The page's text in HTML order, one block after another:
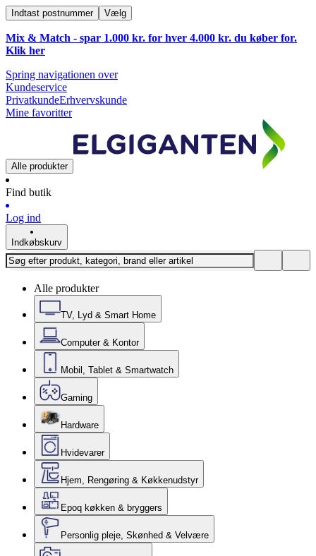
Indtast postnummer Vælg
Mix & Match - spar 1.000 kr. for hver 4.000 kr. du køber for.
Klik her
Spring navigationen over
Kundeservice
PrivatkundeErhvervskunde
Mine favoritter
Alle produkter
Find butik
Log ind
Indkøbskurv
Alle produkter
TV, Lyd & Smart Home
Computer & Kontor
Mobil, Tablet & Smartwatch
Gaming
Hardware
Hvidevarer
Hjem, Rengøring & Køkkenudstyr
Epoq køkken & bryggers
Personlig pleje, Skønhed & Velvære